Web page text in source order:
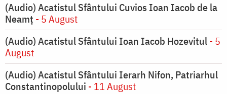
(Audio) Acatistul Sfântului Cuvios Ioan Iacob de la
Neamț - 5 August
(Audio) Acatistul Sfântului Ioan Iacob Hozevitul- 5
August
(Audio) Acatistul Sfântului Ierarh Nifon, Patriarhul
Constantinopolului - 11 August